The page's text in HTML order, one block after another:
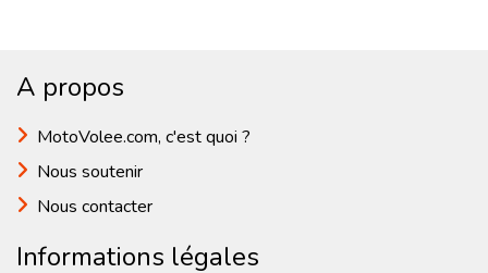
A propos
MotoVolee.com, c'est quoi ?
Nous soutenir
Nous contacter
Informations légales